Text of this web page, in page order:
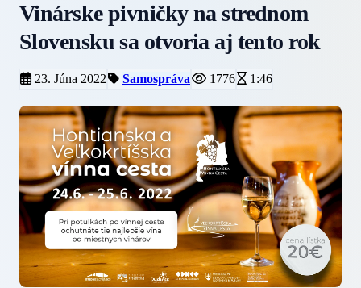
Vinárske pivničky na strednom
Slovensku sa otvoria aj tento rok
23. Júna 2022 Samospráva 1776 1:46